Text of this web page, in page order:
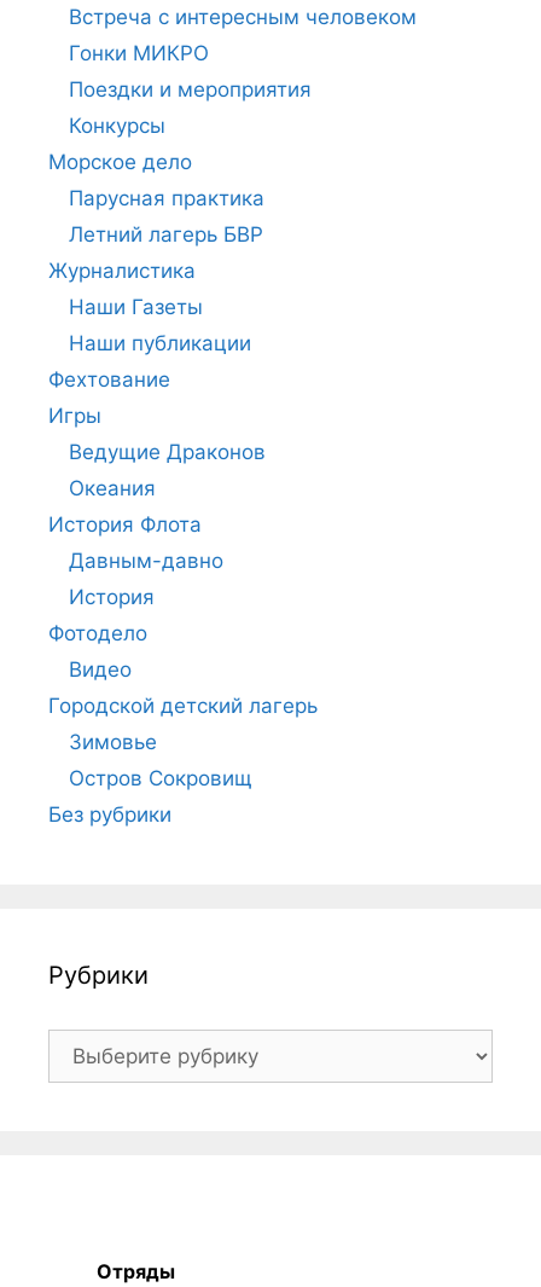
Встреча с интересным человеком
Гонки МИКРО
Поездки и мероприятия
Конкурсы
Морское дело
Парусная практика
Летний лагерь БВР
Журналистика
Наши Газеты
Наши публикации
Фехтование
Игры
Ведущие Драконов
Океания
История Флота
Давным-давно
История
Фотодело
Видео
Городской детский лагерь
Зимовье
Остров Сокровищ
Без рубрики
Рубрики
Рубрики
Отряды